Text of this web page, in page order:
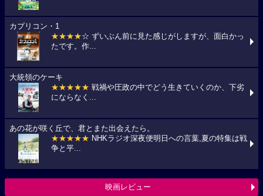
カプリコン・1
★★★★☆ ずいぶん前に見た感じがしますが、面白かっ
たです。作...
大統領のケーキ
★★★★★ 戦禍や圧政の中でどう生きていくのか、下劣
にならなく...
あの花が咲く丘で、君とまた出会えたら。
★★★★★ NHKラジオ深夜便明日への言葉,夏の特集は戦
争と平...
映画レビュー